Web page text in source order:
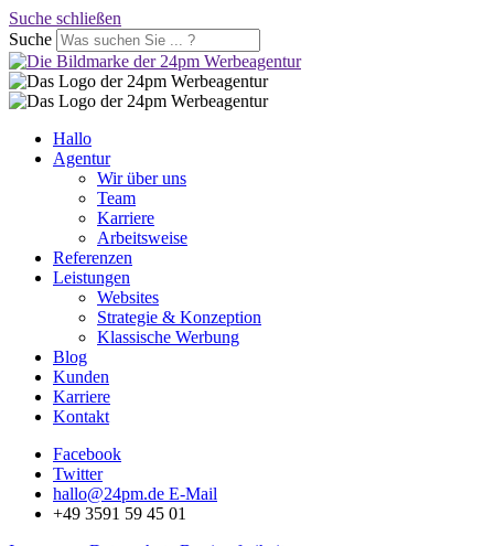
Suche schließen
Suche
Hallo
Agentur
Wir über uns
Team
Karriere
Arbeitsweise
Referenzen
Leistungen
Websites
Strategie & Konzeption
Klassische Werbung
Blog
Kunden
Karriere
Kontakt
Facebook
Twitter
hallo@24pm.de E-Mail
+49 3591 59 45 01